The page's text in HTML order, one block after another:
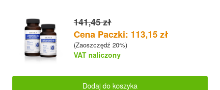
141,45 zł
Cena Paczki: 113,15 zł
(Zaoszczędź 20%)
VAT naliczony
Dodaj do koszyka